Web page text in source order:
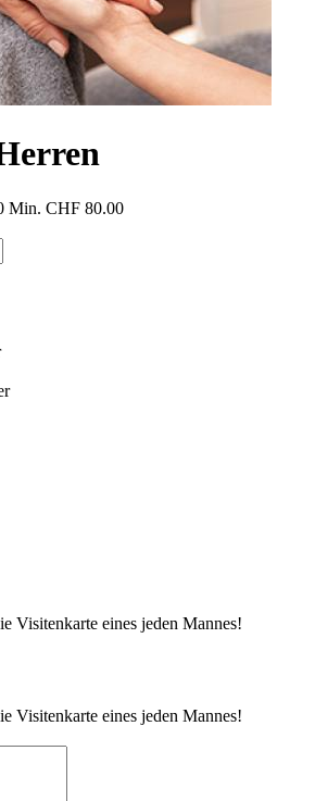
Min. CHF 80.00
Visitenkarte eines jeden Mannes!
Visitenkarte eines jeden Mannes!